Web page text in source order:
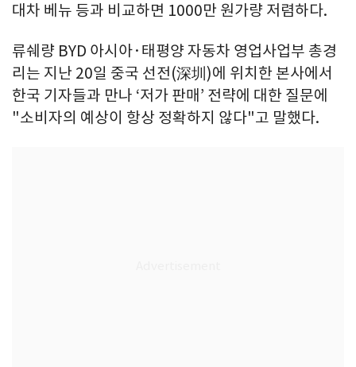
대차 베뉴 등과 비교하면 1000만 원가량 저렴하다.
류쉐량 BYD 아시아·태평양 자동차 영업사업부 총경
리는 지난 20일 중국 선전(深圳)에 위치한 본사에서
한국 기자들과 만나 ‘저가 판매’ 전략에 대한 질문에
"소비자의 예상이 항상 정확하지 않다"고 말했다.